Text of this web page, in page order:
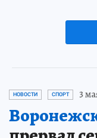
НОВОСТИ СПОРТ 3